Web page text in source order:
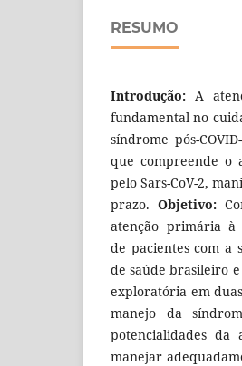
RESUMO
Introdução: A
fundamental no
síndrome pós-
que compreende o
pelo Sars-CoV-2,
prazo.Objetivo:
atenção primária à
de pacientes com a
de saúde brasileiro
exploratória em
manejo da
potencialidades
manejar